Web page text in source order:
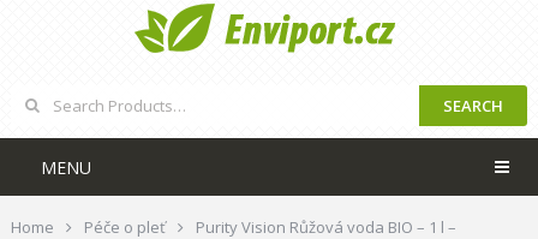
SEARCH
MENU
Home Péče o pleť
Purity Vision Růžová voda BIO – 1 l –